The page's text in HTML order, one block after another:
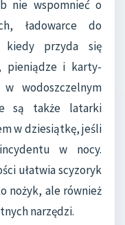
nie wspomnieć o
ładowarce do
przyda się
pieniądze i karty-
wodoszczelnym
są także latarki
w dziesiątkę, jeśli
w nocy.
ułatwia scyzoryk
nożyk, ale również
narzędzi.